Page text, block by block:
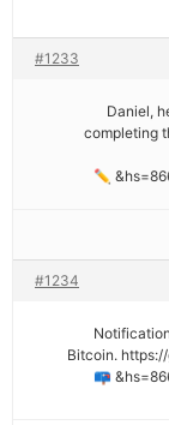
#1233
✏ 🎉
completing
#1234
📪 📬
Bitcoin.